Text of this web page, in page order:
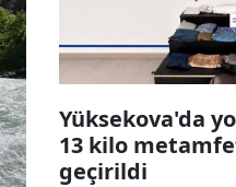
Yüksekova'da
13 kilo
geçirildi